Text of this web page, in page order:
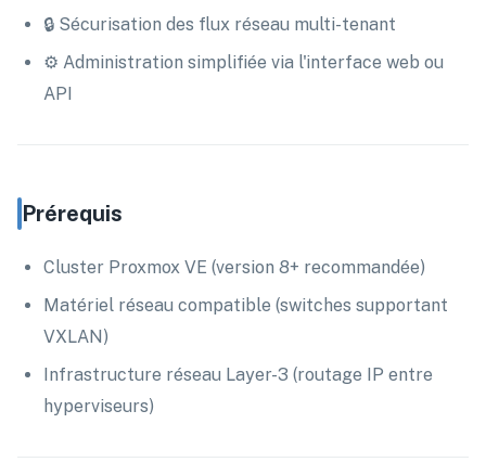
🔒 Sécurisation des flux réseau multi-tenant
⚙️ Administration simplifiée via l'interface web ou
API
Prérequis
Cluster Proxmox VE (version 8+ recommandée)
Matériel réseau compatible (switches supportant
VXLAN)
Infrastructure réseau Layer-3 (routage IP entre
hyperviseurs)